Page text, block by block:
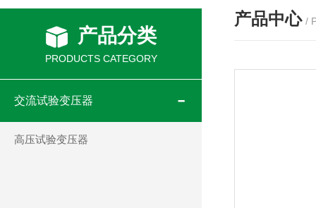
产品分类
PRODUCTS CATEGORY
交流试验变压器
高压试验变压器
产品中心 /